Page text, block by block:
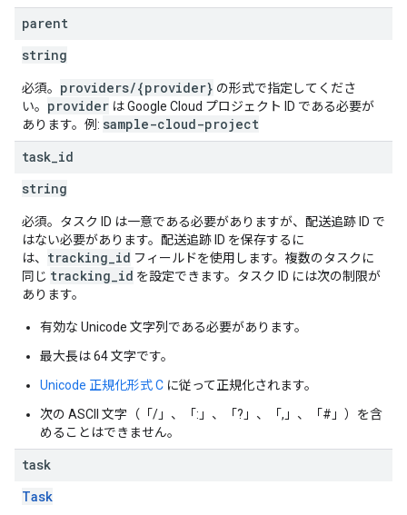
parent
string
必須。 providers/{provider} の形式で指定してくださ
い。 provider は Google Cloud プロジェクト ID である必要が
あります。例: sample-cloud-project
task id
string
必須。タスク ID は一意である必要がありますが、配送追跡 ID で
はない必要があります。配送追跡 ID を保存するに
は、 tracking_id フィールドを使用します。複数のタスクに
同じ tracking_id を設定できます。タスク ID には次の制限が
あります。
有効な Unicode 文字列である必要があります。
最大長は 64 文字です。
Unicode 正規化形式 C に従って正規化されます。
次の ASCII 文字（「/」、「:」、「?」、「,」、「#」）を含
めることはできません。
task
Task